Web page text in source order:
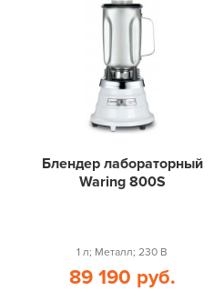
Блендер лабораторный
Waring 800S
1 л; Металл; 230 В
89 190 руб.